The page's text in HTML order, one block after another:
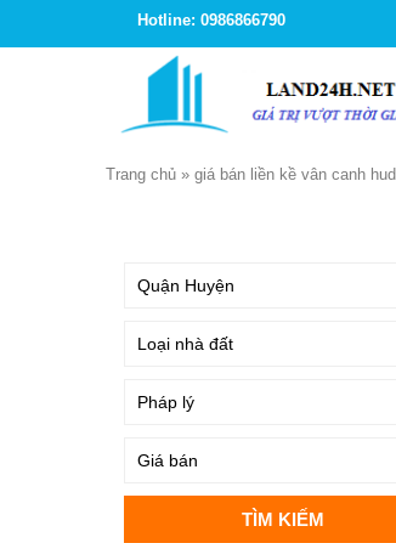
Hotline: 0986866790
Trang chủ » giá bán liền kề vân canh hud